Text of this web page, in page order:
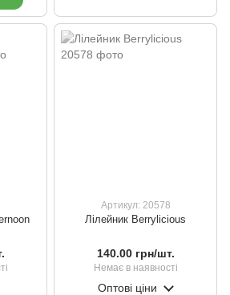
Артикул: 20578
Лілейник Berrylicious
140.00 грн/шт.
Немає в наявності
Оптові ціни